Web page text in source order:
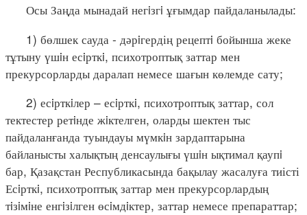
Осы Заңда мынадай негiзгi ұғымдар пайдаланылады:
1) бөлшек сауда - дәрiгердің рецептi бойынша жеке
тұтыну үшiн есiрткi, психотроптық заттар мен
прекурсорларды даралап немесе шағын көлемде сату;
2) есiрткiлер – есiрткi, психотроптық заттар, сол
тектестер ретiнде жiктелген, оларды шектен тыс
пайдаланғанда туындауы мүмкiн зардаптарына
байланысты халықтың денсаулығы үшiн ықтимал қаупi
бар, Қазақстан Республикасында бақылау жасалуға тиісті
Есiрткi, психотроптық заттар мен прекурсорлардың
тiзiмiне енгiзiлген өсiмдiктер, заттар немесе препараттар;